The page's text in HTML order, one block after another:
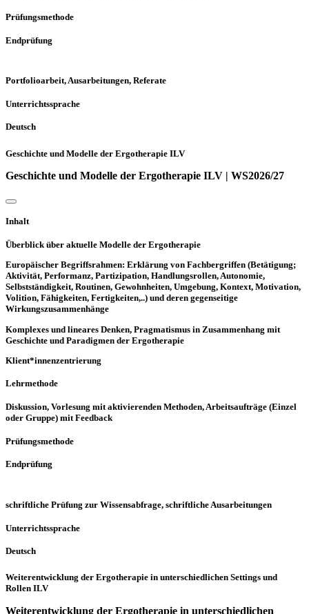
Prüfungsmethode
Endprüfung
Portfolioarbeit, Ausarbeitungen, Referate
Unterrichtssprache
Deutsch
Geschichte und Modelle der Ergotherapie ILV
Geschichte und Modelle der Ergotherapie ILV | WS2026/27
Inhalt
Überblick über aktuelle Modelle der Ergotherapie
Europäischer Begriffsrahmen: Erklärung von Fachbergriffen (Betätigung;
Aktivität, Performanz, Partizipation, Handlungsrollen, Autonomie,
Selbstständigkeit, Routinen, Gewohnheiten, Umgebung, Kontext, Motivation,
Volition, Fähigkeiten, Fertigkeiten,..) und deren gegenseitige
Wirkungszusammenhänge
Komplexes und lineares Denken, Pragmatismus in Zusammenhang mit
Geschichte und Paradigmen der Ergotherapie
Klient*innenzentrierung
Lehrmethode
Diskussion, Vorlesung mit aktivierenden Methoden, Arbeitsaufträge (Einzel
oder Gruppe) mit Feedback
Prüfungsmethode
Endprüfung
schriftliche Prüfung zur Wissensabfrage, schriftliche Ausarbeitungen
Unterrichtssprache
Deutsch
Weiterentwicklung der Ergotherapie in unterschiedlichen Settings und
Rollen ILV
Weiterentwicklung der Ergotherapie in unterschiedlichen